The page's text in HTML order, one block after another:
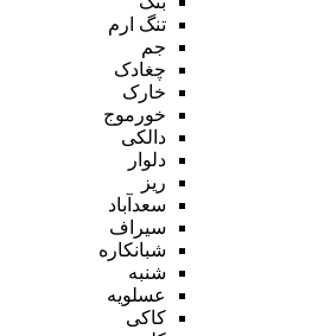
تنگ ارم
جم
چغادک
خارک
خورموج
دالکی
دلوار
ریز
سعدآباد
سیراف
شبانکاره
شنبه
عسلویه
کاکی